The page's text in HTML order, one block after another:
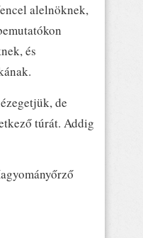
alelnöknek,
és
de
túrát. Addig